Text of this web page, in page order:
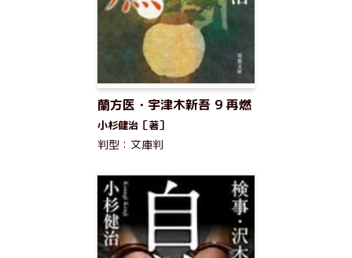
蘭方医・宇津木新吾 9 再燃
小杉健治［著］
判型：文庫判